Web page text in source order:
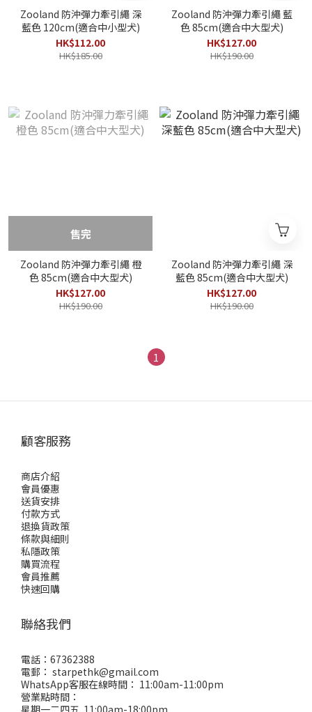
Zooland 防沖彈力牽引繩 深
藍色 120cm(適合中小型犬)
HK$112.00
HK$185.00
Zooland 防沖彈力牽引繩 藍
色 85cm(適合中大型犬)
HK$127.00
HK$190.00
售完
Zooland 防沖彈力牽引繩 橙
色 85cm(適合中大型犬)
HK$127.00
HK$190.00
Zooland 防沖彈力牽引繩 深
藍色 85cm(適合中大型犬)
HK$127.00
HK$190.00
1
顧客服務
商店介紹
會員優惠
送貨安排
付款方式
退換貨政策
條款與細則
私隱政策
購買流程
會員推薦
快速回購
聯絡我們
電話：67362388
電郵： starpethk@gmail.com
WhatsApp客服在線時間： 11:00am-11:00pm
營業點時間：
星期一二四五 11:00am-18:00pm